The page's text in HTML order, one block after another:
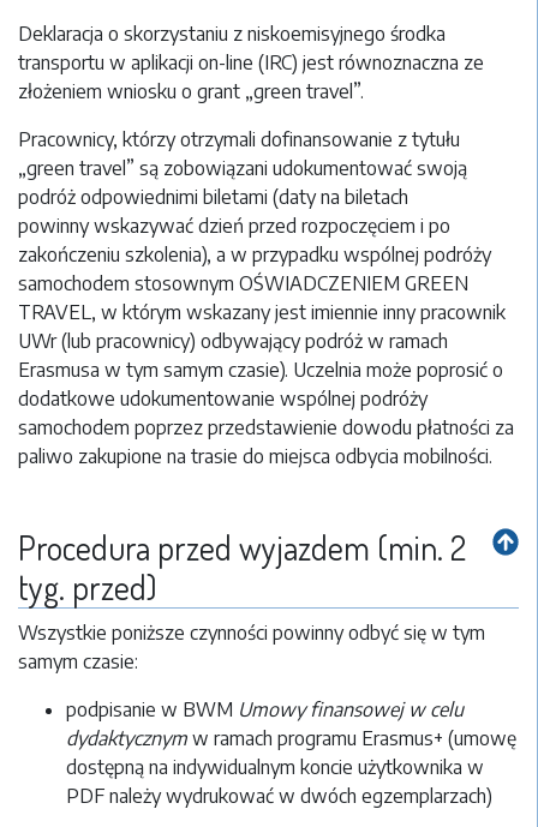
Deklaracja o skorzystaniu z niskoemisyjnego środka
transportu w aplikacji on-line (IRC) jest równoznaczna ze
złożeniem wniosku o grant „green travel”.
Pracownicy, którzy otrzymali dofinansowanie z tytułu
„green travel” są zobowiązani udokumentować swoją
podróż odpowiednimi biletami (daty na biletach
powinny wskazywać dzień przed rozpoczęciem i po
zakończeniu szkolenia), a w przypadku wspólnej podróży
samochodem stosownym OŚWIADCZENIEM GREEN
TRAVEL, w którym wskazany jest imiennie inny pracownik
UWr (lub pracownicy) odbywający podróż w ramach
Erasmusa w tym samym czasie). Uczelnia może poprosić o
dodatkowe udokumentowanie wspólnej podróży
samochodem poprzez przedstawienie dowodu płatności za
paliwo zakupione na trasie do miejsca odbycia mobilności.
Procedura przed wyjazdem (min. 2
tyg. przed)
Wszystkie poniższe czynności powinny odbyć się w tym
samym czasie:
podpisanie w BWM Umowy finansowej w celu
dydaktycznym w ramach programu Erasmus+ (umowę
dostępną na indywidualnym koncie użytkownika w
PDF należy wydrukować w dwóch egzemplarzach)